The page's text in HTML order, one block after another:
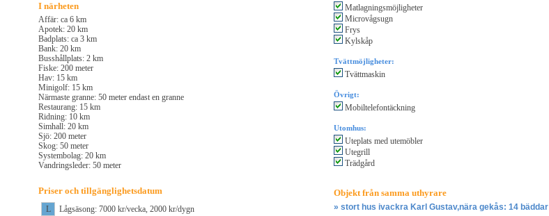
I närheten
Affär: ca 6 km
Apotek: 20 km
Badplats: ca 3 km
Bank: 20 km
Busshållplats: 2 km
Fiske: 200 meter
Hav: 15 km
Minigolf: 15 km
Närmaste granne: 50 meter endast en granne
Restaurang: 15 km
Ridning: 10 km
Simhall: 20 km
Sjö: 200 meter
Skog: 50 meter
Systembolag: 20 km
Vandringsleder: 50 meter
Priser och tillgänglighetsdatum
L
Lågsäsong: 7000 kr/vecka, 2000 kr/dygn
Matlagningsmöjligheter
Microvågsugn
Frys
Kylskåp
Tvättmöjligheter:
Tvättmaskin
Övrigt:
Mobiltelefontäckning
Utomhus:
Uteplats med utemöbler
Utegrill
Trädgård
Objekt från samma uthyrare
» stort hus ivackra Karl Gustav,nära gekås: 14 bäddar